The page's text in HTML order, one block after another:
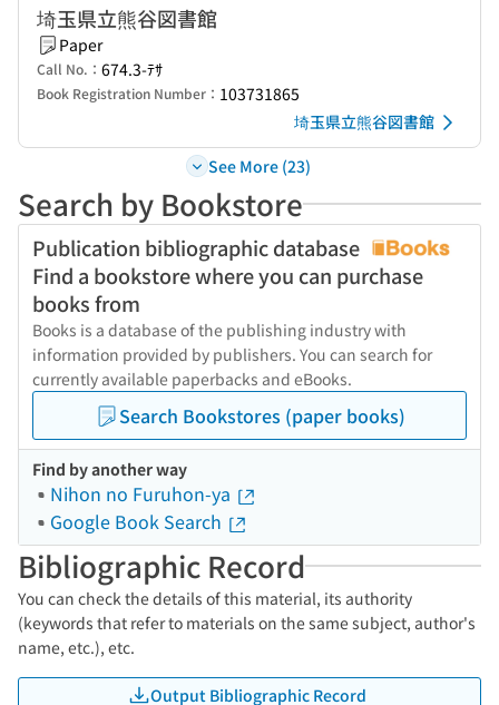
埼玉県立熊谷図書館
Paper
Call No.： 674.3-ﾃｻ
Book Registration Number： 103731865
埼玉県立熊谷図書館
See More (23)
Search by Bookstore
Publication bibliographic database
Find a bookstore where you can purchase
books from
Books is a database of the publishing industry with
information provided by publishers. You can search for
currently available paperbacks and eBooks.
Search Bookstores (paper books)
Find by another way
Nihon no Furuhon-ya
Google Book Search
Bibliographic Record
You can check the details of this material, its authority
(keywords that refer to materials on the same subject, author's
name, etc.), etc.
Output Bibliographic Record